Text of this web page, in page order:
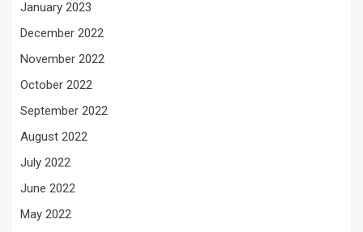
January 2023
December 2022
November 2022
October 2022
September 2022
August 2022
July 2022
June 2022
May 2022